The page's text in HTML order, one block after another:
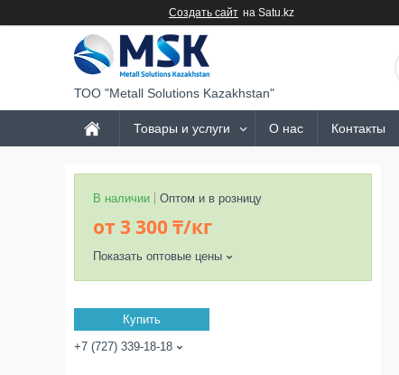
Создать сайт на Satu.kz
ТОО "Metall Solutions Kazakhstan"
Товары и услуги О нас Контакты
В наличии Оптом и в розницу
от 3 300 ₸/кг
Показать оптовые цены
Купить
+7 (727) 339-18-18